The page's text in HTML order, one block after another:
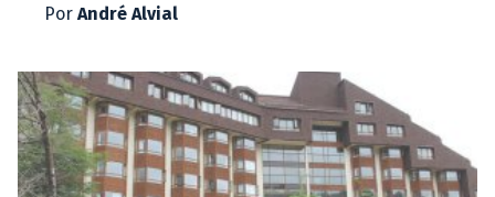
Por André Alvial